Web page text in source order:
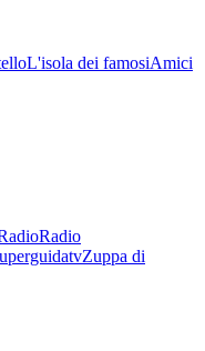
L'isola dei famosiAmici
Radio
Zuppa di